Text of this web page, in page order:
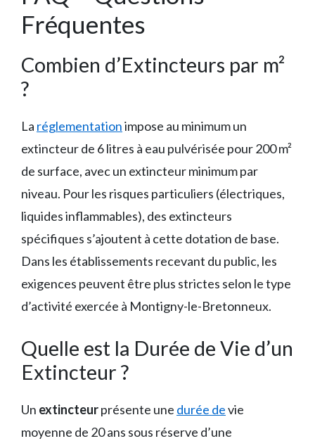
Fréquentes
Combien d’Extincteurs par m²
?
La réglementationimpose au minimum un
extincteur de 6 litres à eau pulvérisée pour 200 m²
de surface, avec un extincteur minimum par
niveau. Pour les risques particuliers (électriques,
liquides inflammables), des extincteurs
spécifiques s’ajoutent à cette dotation de base.
Dans les établissements recevant du public, les
exigences peuvent être plus strictes selon le type
d’activité exercée à Montigny-le-Bretonneux.
Quelle est la Durée de Vie d’un
Extincteur ?
Un extincteurprésente une durée devie
moyenne de 20 ans sous réserve d’une